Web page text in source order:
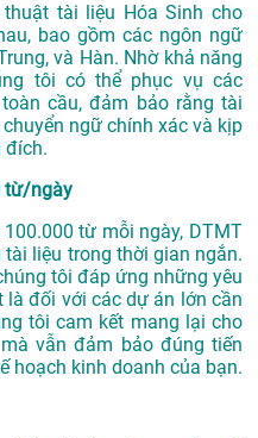
tài liệu Hóa Sinh cho
bao gồm các ngôn ngữ
và Hàn. Nhờ khả năng
tôi có thể phục vụ các
cầu, đảm bảo rằng tài
ngữ chính xác và kịp
đích.
từ/ngày
từ mỗi ngày, DTMT
liệu trong thời gian ngắn.
tôi đáp ứng những yêu
là đối với các dự án lớn cần
tôi cam kết mang lại cho
vẫn đảm bảo đúng tiến
hoạch kinh doanh của bạn.